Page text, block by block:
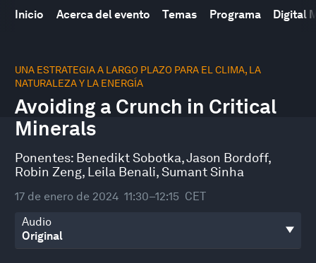
Inicio Acerca del evento Temas Programa Digital
UNA ESTRATEGIA A LARGO PLAZO PARA EL CLIMA, LA
NATURALEZA Y LA ENERGÍA
Avoiding a Crunch in Critical
Minerals
Ponentes: Benedikt Sobotka,Jason Bordoff,
Robin Zeng, Leila Benali,Sumant Sinha
17 de enero de 2024 11:30–12:15 CET
Audio
seconds
of
minutes,
43
seconds